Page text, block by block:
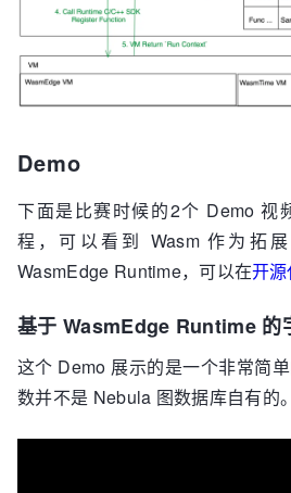
Demo
下面是比赛时候的2个 Demo 视
程，可以看到 Wasm 作为拓
WasmEdge Runtime，可以在开
基于 WasmEdge Runtime 的
这个 Demo 展示的是一个非常简
数并不是 Nebula 图数据库自有的。